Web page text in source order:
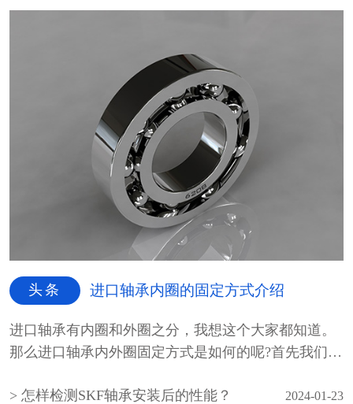
头条 进口轴承内圈的固定方式介绍
进口轴承有内圈和外圈之分，我想这个大家都知道。
那么进口轴承内外圈固定方式是如何的呢?首先我们先
怎样检测SKF轴承安装后的性能？
2024-01-23